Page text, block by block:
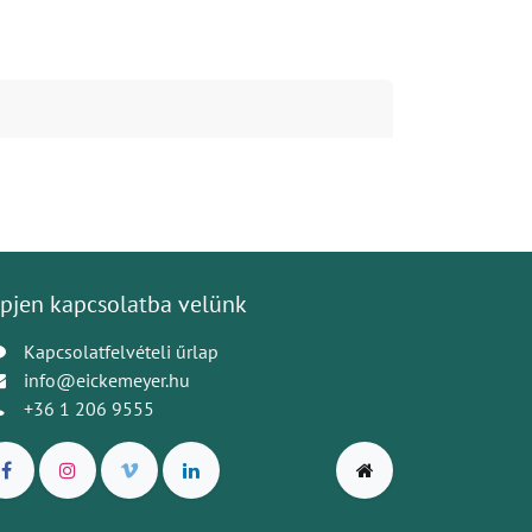
kapcsolatba velünk
Kapcsolatfelvételi űrlap
info@eickemeyer.hu
+36 1 206 9555